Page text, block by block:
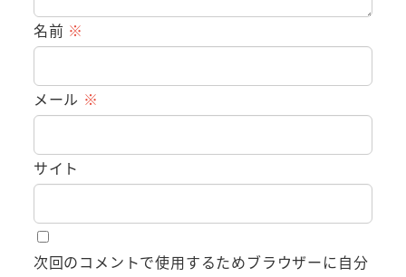
名前 ※
メール ※
サイト
次回のコメントで使用するためブラウザーに自分